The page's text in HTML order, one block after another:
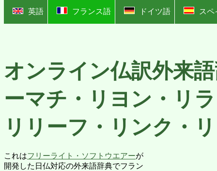
英語 フランス語 ドイツ語 スペ
オンライン仏訳外来
ーマチ・リヨン・リ
リリーフ・リンク・
これはフリーライト・ソフトウエアーが
開発した日仏対応の外来語辞典でフラン